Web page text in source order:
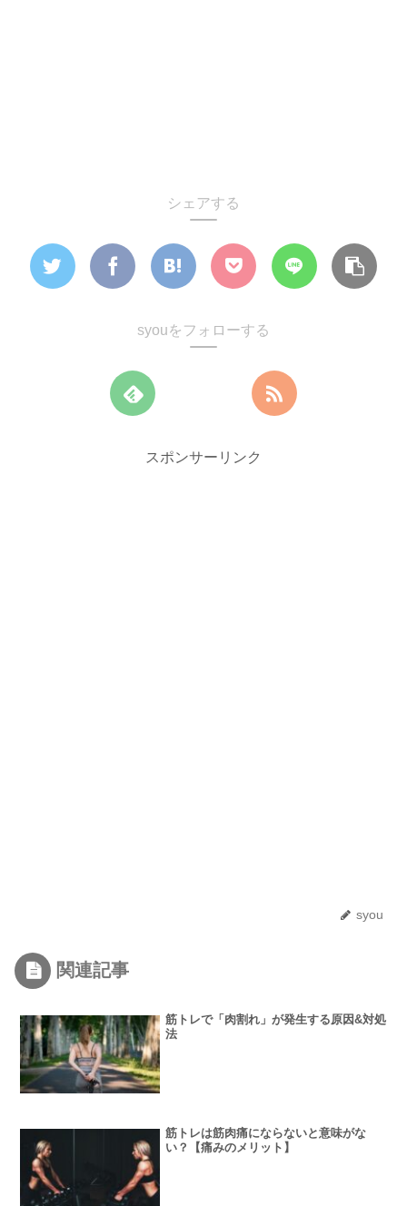
シェアする
syouをフォローする
スポンサーリンク
syou
関連記事
筋トレで「肉割れ」が発生する原因&対処
法
筋トレは筋肉痛にならないと意味がな
い？【痛みのメリット】